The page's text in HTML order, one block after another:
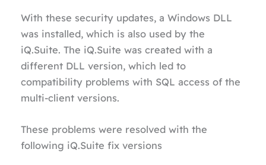
With these security updates, a Windows DLL
was installed, which is also used by the
iQ.Suite. The iQ.Suite was created with a
different DLL version, which led to
compatibility problems with SQL access of the
multi-client versions.
These problems were resolved with the
following iQ.Suite fix versions